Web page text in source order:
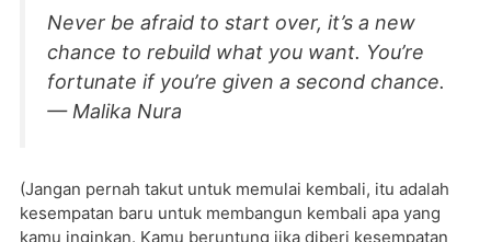
Never be afraid to start over, it’s a new
chance to rebuild what you want. You’re
fortunate if you’re given a second chance.
— Malika Nura
(Jangan pernah takut untuk memulai kembali, itu adalah
kesempatan baru untuk membangun kembali apa yang
kamu inginkan. Kamu beruntung jika diberi kesempatan